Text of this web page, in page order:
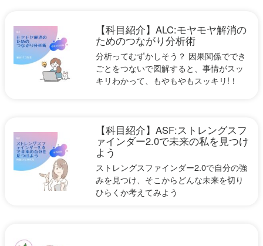
【科目紹介】ALC:モヤモヤ解消の
ためのつながり分析術
分析ってむずかしそう？ 因果関係ででき
ごとをつないで図解すると、事情がスッ
キリわかって、もやもやもスッキリ!！
【科目紹介】ASF:ストレングスフ
ァインダー2.0で未来の私を見つけ
よう
ストレングスファインダー2.0で自分の強
みを見つけ、そこからどんな未来を切り
ひらくか考えてみよう